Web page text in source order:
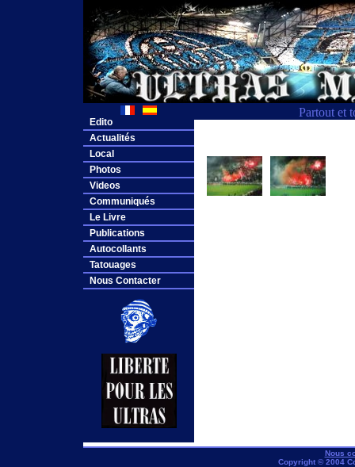
Partout et
Edito
Actualités
Local
Photos
Videos
Communiqués
Le Livre
Publications
Autocollants
Tatouages
Nous Contacter
Nous
Copyright © 2004